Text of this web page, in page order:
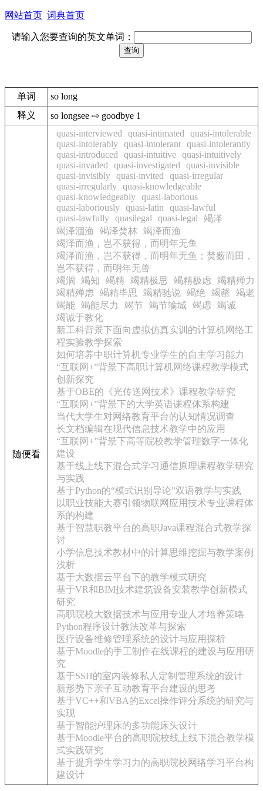
网站首页 词典首页
请输入您要查询的英文单词：
单词
so long
释义
so longsee ⇨ goodbye 1
随便看
quasi-interviewed quasi-intimated
quasi-intolerable
quasi-intolerably quasi-intolerant quasi-intolerantly
quasi-introduced
quasi-intuitive quasi-intuitively
quasi-invaded
quasi-investigated
quasi-invisible
quasi-invisibly quasi-invited
quasi-irregular
quasi-irregularly quasi-knowledgeable
quasi-knowledgeably quasi-laborious
quasi-laboriously quasi-latin
quasi-lawful
quasi-lawfully quasilegal quasi-legal
竭泽
竭泽涸渔
竭泽焚林
竭泽而渔
竭泽而渔，岂不获得，而明年无鱼
竭泽而渔，岂不获得，而明年无鱼；焚薮而田，
岂不获得，而明年无兽
竭涸
竭知 竭精 竭精极思 竭精极虑
竭精殚力
竭精殚虑
竭精毕思 竭精驰说 竭绝 竭罄
竭老
竭能 竭能尽力 竭节 竭节输城 竭虑
竭诚
竭诚于教化
新工科背景下面向虚拟仿真实训的计算机网络工
程实验教学探索
如何培养中职计算机专业学生的自主学习能力
“互联网+”背景下高职计算机网络课程教学模式
创新探究
基于OBE的《光传送网技术》课程教学研究
“互联网+”背景下的大学英语课程体系构建
当代大学生对网络教育平台的认知情况调查
长文档编辑在现代信息技术教学中的应用
“互联网+”背景下高等院校教学管理数字一体化
建设
基于线上线下混合式学习通信原理课程教学研究
与实践
基于Python的“模式识别导论”双语教学与实践
以职业技能大赛引领物联网应用技术专业课程体
系的构建
基于智慧职教平台的高职Java课程混合式教学探
讨
小学信息技术教材中的计算思维挖掘与教学案例
浅析
基于大数据云平台下的教学模式研究
基于VR和BIM技术建筑设备安装教学创新模式
研究
高职院校大数据技术与应用专业人才培养策略
Python程序设计教法改革与探索
医疗设备维修管理系统的设计与应用探析
基于Moodle的手工制作在线课程的建设与应用研
究
基于SSH的室内装修私人定制管理系统的设计
新形势下亲子互动教育平台建设的思考
基于VC++和VBA的Excel操作评分系统的研究与
实现
基于智能护理床的多功能床头设计
基于Moodle平台的高职院校线上线下混合教学模
式实践研究
基于提升学生学习力的高职院校网络学习平台构
建设计